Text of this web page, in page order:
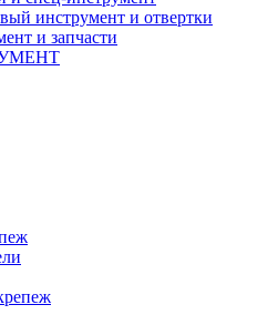
инструмент и отвертки
и запчасти